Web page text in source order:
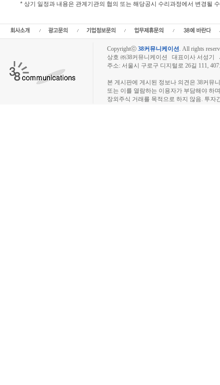
* 상기 일정과 내용은 관계기관의 협의 또는 해당공시 수리과정에서 변경될
Copyrightⓒ 38커뮤니케이션. All rights
상호 ㈜38커뮤니케이션 대표이사 서성기
주소: 서울시 구로구 디지털로 26길 111,
본 게시판에 게시된 정보나 의견은 38커뮤
또는 이를 열람하는 이용자가 부담해야 하
장외주식 거래를 목적으로 하지 않음. 투